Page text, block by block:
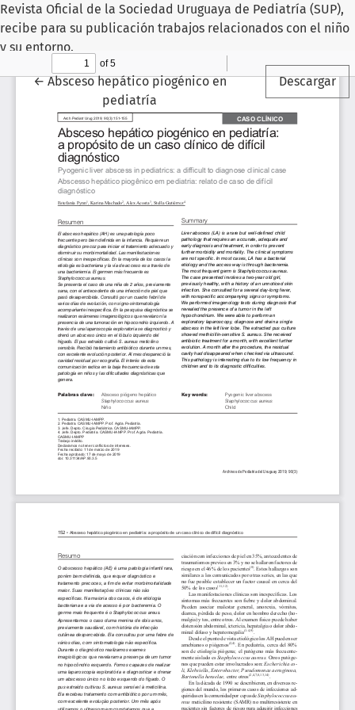
Revista Oficial de la Sociedad Uruguaya de Pediatría (SUP),
recibe para su publicación trabajos relacionados con el niño
y su entorno.
←Volver a los detalles del artículo
Absceso hepático piogénico en
pediatría
Descargar